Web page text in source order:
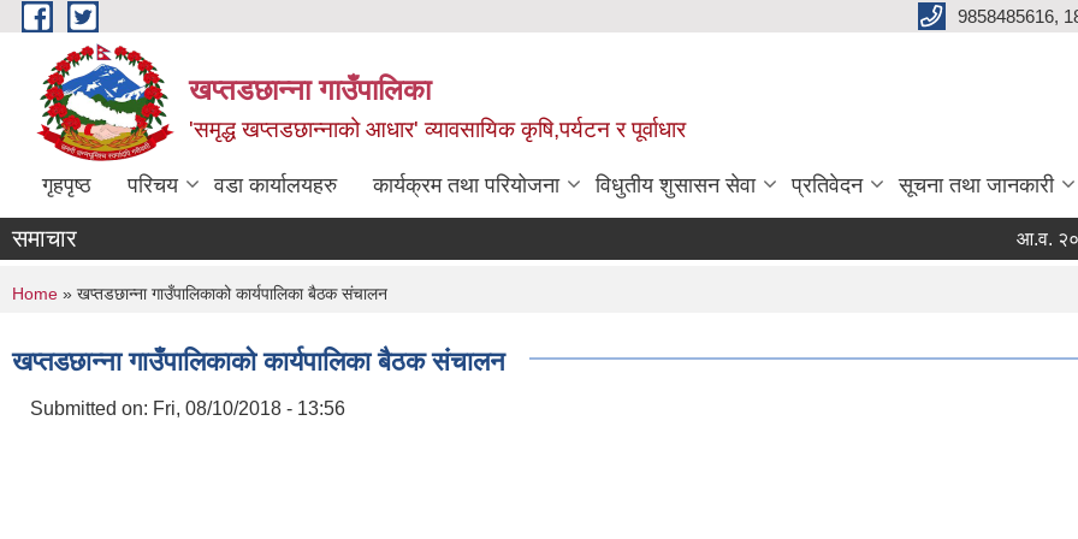
Skip to main content 9858485616,
खप्तडछान्ना गाउँपालिका
'समृद्ध खप्तडछान्नाको आधार' व्यावसायिक कृषि,पर्यटन र पूर्वाधार
गृहपृष्ठ परिचय वडा कार्यालयहरु कार्यक्रम तथा परियोजना विधुतीय शुसासन सेवा प्रतिवेदन सूचना तथा जानकारी
समाचार आ.व.
You are here
Home » खप्तडछान्ना गाउँपालिकाको कार्यपालिका बैठक संचालन
खप्तडछान्ना गाउँपालिकाको कार्यपालिका बैठक संचालन
Submitted on: Fri, 08/10/2018 - 13:56